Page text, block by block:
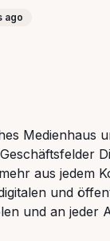
ago
Medienhaus
aus jedem
und
und an jeder